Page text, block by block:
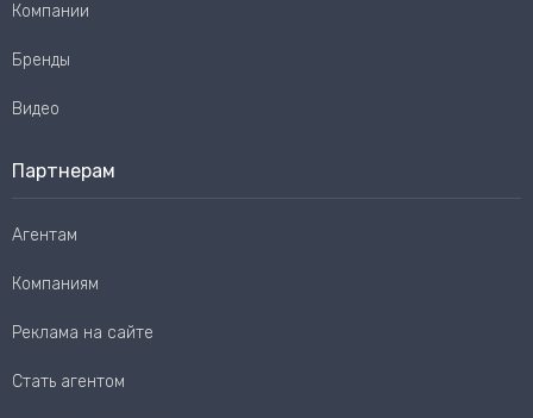
Компании
Бренды
Видео
Партнерам
Агентам
Компаниям
Реклама на сайте
Стать агентом